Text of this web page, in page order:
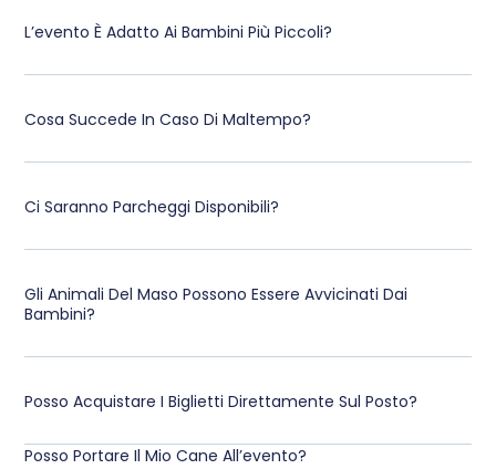
L’evento È Adatto Ai Bambini Più Piccoli?
Cosa Succede In Caso Di Maltempo?
Ci Saranno Parcheggi Disponibili?
Gli Animali Del Maso Possono Essere Avvicinati Dai
Bambini?
Posso Acquistare I Biglietti Direttamente Sul Posto?
Posso Portare Il Mio Cane All’evento?